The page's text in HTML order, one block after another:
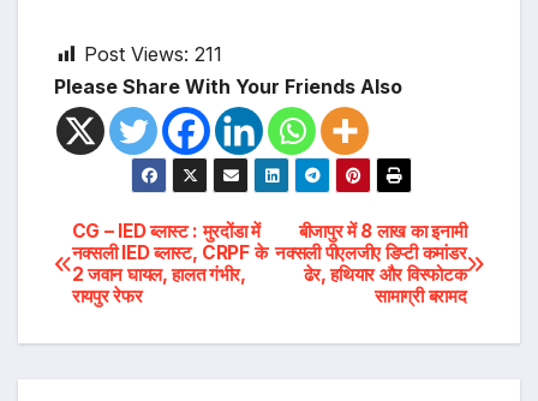
Post Views: 211
Please Share With Your Friends Also
Post
navigation
बीजापुर में 8 लाख का इनामी
नक्सली पीएलजीए डिप्टी कमांडर
ढेर, हथियार और विस्फोटक
सामाग्री बरामद
CG – IED ब्लास्ट : मुरदोंडा में
नक्सली IED ब्लास्ट, CRPF के
2 जवान घायल, हालत गंभीर,
रायपुर रेफर